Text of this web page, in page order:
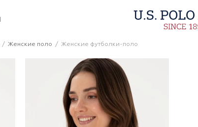
Женские поло Женские футболки-поло